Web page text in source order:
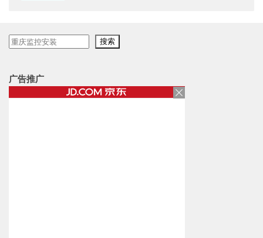
搜
搜索
广告推广